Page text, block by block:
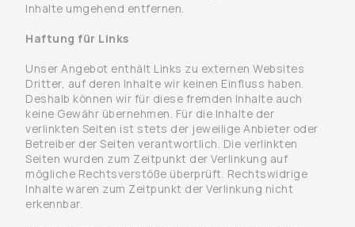
Inhalte umgehend entfernen.
Haftung für Links
Unser Angebot enthält Links zu externen Websites
Dritter, auf deren Inhalte wir keinen Einfluss haben.
Deshalb können wir für diese fremden Inhalte auch
keine Gewähr übernehmen. Für die Inhalte der
verlinkten Seiten ist stets der jeweilige Anbieter oder
Betreiber der Seiten verantwortlich. Die verlinkten
Seiten wurden zum Zeitpunkt der Verlinkung auf
mögliche Rechtsverstöße überprüft. Rechtswidrige
Inhalte waren zum Zeitpunkt der Verlinkung nicht
erkennbar.